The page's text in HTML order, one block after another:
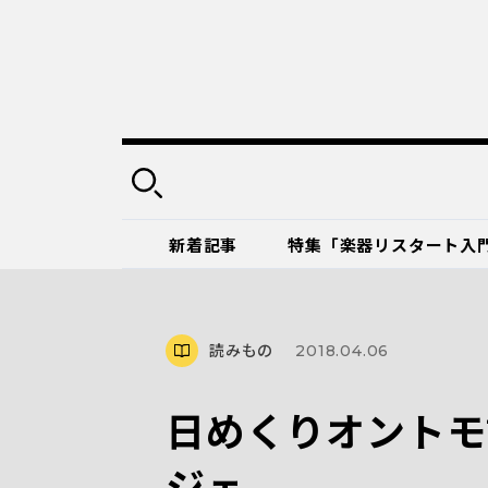
新着記事 特集「楽器リスタート入
読みもの 2018.04.06
日めくりオント